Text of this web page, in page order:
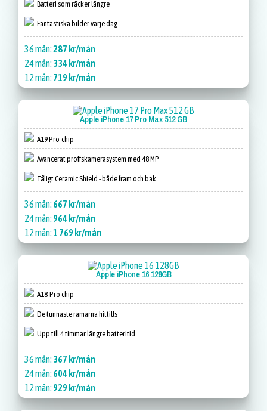
Batteri som räcker längre
Fantastiska bilder varje dag
36 mån:287 kr/mån
24 mån: 334 kr/mån
12 mån: 719 kr/mån
Apple iPhone 17 Pro Max 512 GB
A19 Pro-chip
Avancerat proffskamerasystem med 48 MP
Tåligt Ceramic Shield - både fram och bak
36 mån: 667 kr/mån
24 mån: 964 kr/mån
12 mån:1 769 kr/mån
Apple iPhone 16 128GB
A18-Pro chip
De tunnaste ramarna hittills
Upp till 4 timmar längre batteritid
36 mån: 367 kr/mån
24 mån: 604 kr/mån
12 mån: 929 kr/mån